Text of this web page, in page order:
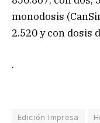
monodosis
2.520 y con dosis
.
Edición Impresa